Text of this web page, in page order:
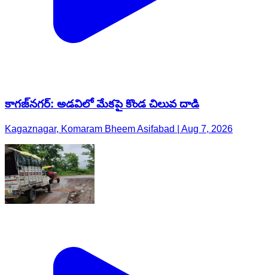
కాగజ్​నగర్: అడవిలో మేకపై కొండ చిలువ దాడి
Kagaznagar, Komaram Bheem Asifabad | Aug 7, 2026